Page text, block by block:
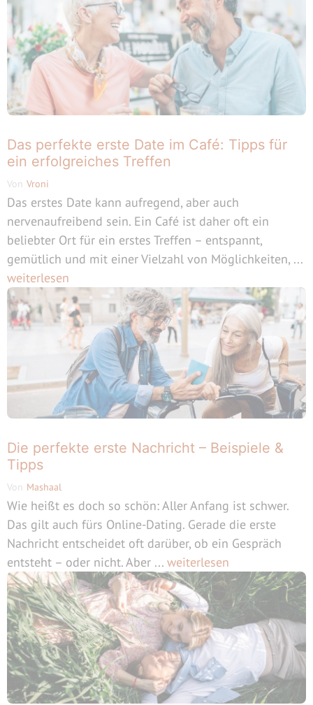
Das perfekte erste Date im Café: Tipps für
ein erfolgreiches Treffen
Von Vroni
Das erstes Date kann aufregend, aber auch
nervenaufreibend sein. Ein Café ist daher oft ein
beliebter Ort für ein erstes Treffen – entspannt,
gemütlich und mit einer Vielzahl von Möglichkeiten, ...
weiterlesen
Die perfekte erste Nachricht – Beispiele &
Tipps
Von Mashaal
Wie heißt es doch so schön: Aller Anfang ist schwer.
Das gilt auch fürs Online-Dating. Gerade die erste
Nachricht entscheidet oft darüber, ob ein Gespräch
entsteht – oder nicht. Aber ... weiterlesen